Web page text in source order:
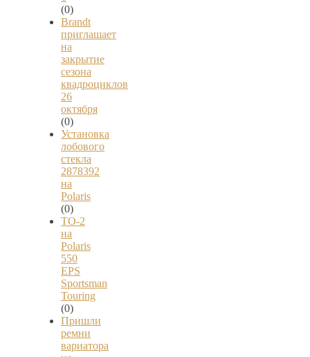
(0)
Brandt
приглашает
на
закрытие
сезона
квадроциклов
26
октября
(0)
Установка
лобового
стекла
2878392
на
Polaris
(0)
ТО-2
на
Polaris
550
EPS
Sportsman
Touring
(0)
Пришли
ремни
вариатора